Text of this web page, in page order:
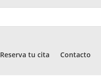
Reserva tu cita Contacto